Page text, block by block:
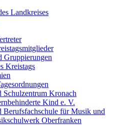
Landkreises
Gruppierungen
Kreistags
Schulzentrum Kronach
Kind e. V.
Berufsfachschule für Musik und
Oberfranken